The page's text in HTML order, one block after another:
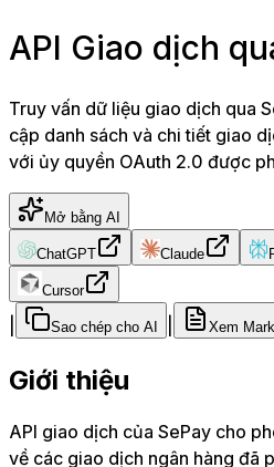
API Giao dịch
Truy vấn dữ liệu giao dịch qua
cập danh sách và chi tiết giao
với ủy quyền OAuth 2.0 được
Mở bằng AI
ChatGPT Claude
Cursor
Sao chép cho AI Xem
Giới thiệu
API giao dịch của SePay cho
về các giao dịch ngân hàng đã